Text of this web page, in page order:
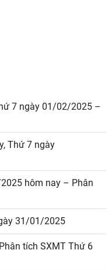
7 ngày 01/02/2025 –
Thứ 7 ngày
hôm nay – Phân
31/01/2025
tích SXMT Thứ 6